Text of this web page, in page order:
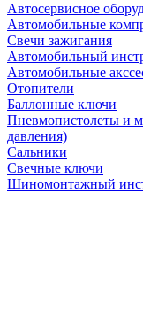
Автосервисное
Автомобильные
Свечи зажигания
Автомобильный
Автомобильные
Отопители
Баллонные ключи
Пневмопистолеты и
давления)
Сальники
Свечные ключи
Шиномонтажный